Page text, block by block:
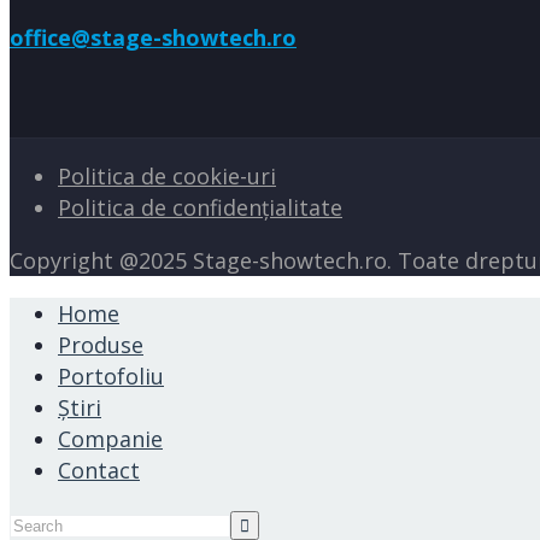
office@stage-showtech.ro
Politica de cookie-uri
Politica de confidențialitate
Copyright @2025 Stage-showtech.ro. Toate
Home
Produse
Portofoliu
Știri
Companie
Contact